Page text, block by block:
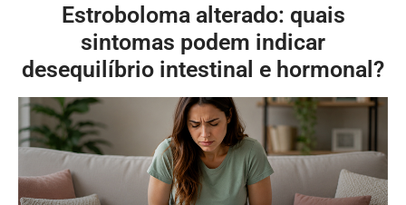
Estroboloma alterado: quais
sintomas podem indicar
desequilíbrio intestinal e hormonal?